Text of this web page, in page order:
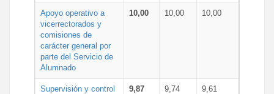
Apoyo operativo a
vicerrectorados y
comisiones de
carácter general por
parte del Servicio de
Alumnado
10,00 10,00 10,00
Supervisión y control
9,87 9,74 9,61